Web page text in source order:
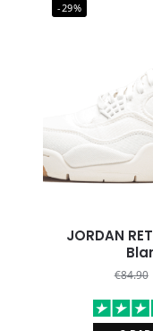
-29%
JORDAN RETRO 4 «Levi_s
€84.90